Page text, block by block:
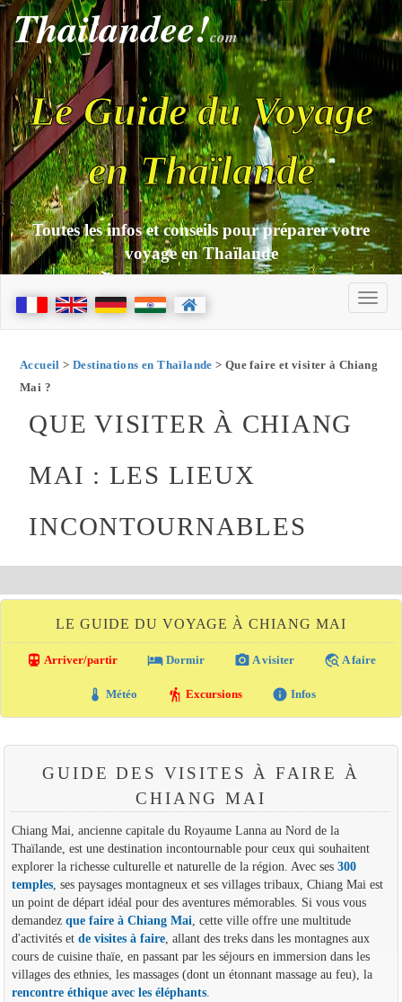
Thailandee!com
Le Guide du Voyage
en Thaïlande
Toutes les infos et conseils pour préparer votre
voyage en Thaïlande
Accueil > Destinations en Thaïlande > Que faire et visiter à Chiang
Mai ?
QUE VISITER À CHIANG
MAI : LES LIEUX
INCONTOURNABLES
LE GUIDE DU VOYAGE À CHIANG MAI
directions_transit Arriver/partir local_hotel Dormir photo_camera A visiter travel_explore A faire
thermostat Météo hiking Excursions info Infos
GUIDE DES VISITES À FAIRE À
CHIANG MAI
Chiang Mai, ancienne capitale du Royaume Lanna au Nord de la
Thaïlande, est une destination incontournable pour ceux qui souhaitent
explorer la richesse culturelle et naturelle de la région. Avec ses 300
temples, ses paysages montagneux et ses villages tribaux, Chiang Mai est
un point de départ idéal pour des aventures mémorables. Si vous vous
demandez que faire à Chiang Mai , cette ville offre une multitude
d'activités et de visites à faire, allant des treks dans les montagnes aux
cours de cuisine thaïe, en passant par les séjours en immersion dans les
villages des ethnies, les massages (dont un étonnant massage au feu), la
rencontre éthique avec les éléphants.